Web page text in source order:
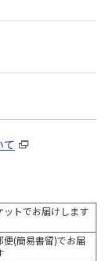
ットでお届けします
便(簡易書留)でお届